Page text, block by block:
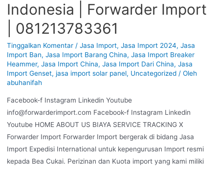
Indonesia | Forwarder Import
| 081213783361
Tinggalkan Komentar / Jasa Import, Jasa Import 2024, Jasa
Import Ban, Jasa Import Barang China, Jasa Import Breaker
Heammer, Jasa Import China, Jasa Import Dari China, Jasa
Import Genset, jasa import solar panel, Uncategorized/ Oleh
abuhanifah
Facebook-f Instagram Linkedin Youtube
info@forwarderimport.com Facebook-f Instagram Linkedin
Youtube HOME ABOUT US BIAYA SERVICE TRACKING X
Forwarder Import Forwarder Import bergerak di bidang Jasa
Import Expedisi International untuk kepengurusan Import resmi
kepada Bea Cukai. Perizinan dan Kuota import yang kami miliki